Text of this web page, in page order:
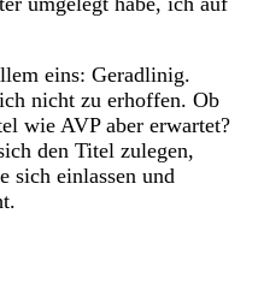
eins: Geradlinig.
nicht zu erhoffen. Ob
wie AVP aber erwartet?
den Titel zulegen,
sich einlassen und